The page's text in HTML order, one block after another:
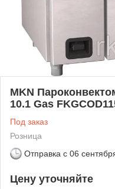
MKN
10.1 Gas
Под заказ
Розница
Отправка с 06
Цену уточняйте